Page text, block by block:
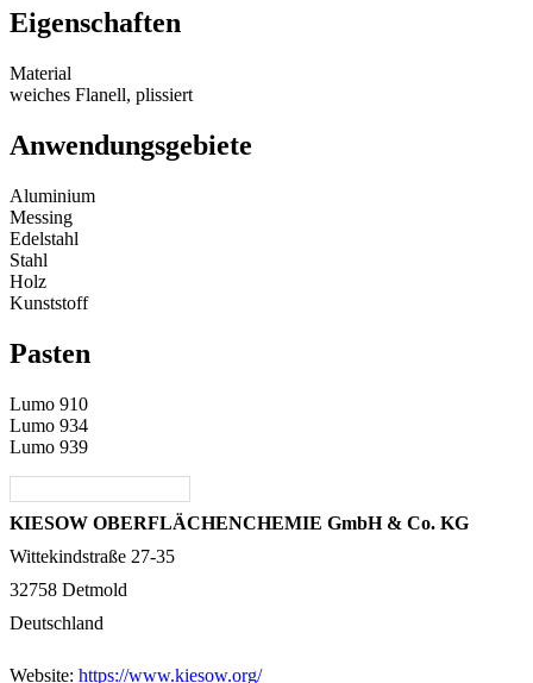
Eigenschaften
Material
weiches Flanell, plissiert
Anwendungsgebiete
Aluminium
Messing
Edelstahl
Stahl
Holz
Kunststoff
Pasten
Lumo 910
Lumo 934
Lumo 939
KIESOW OBERFLÄCHENCHEMIE GmbH & Co. KG
Wittekindstraße 27-35
32758 Detmold
Deutschland
Website: https://www.kiesow.org/